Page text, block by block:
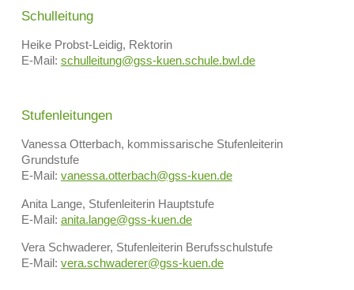
Schulleitung
Heike Probst-Leidig, Rektorin
E-Mail: schulleitung@gss-kuen.schule.bwl.de
Stufenleitungen
Vanessa Otterbach, kommissarische Stufenleiterin
Grundstufe
E-Mail: vanessa.otterbach@gss-kuen.de
Anita Lange, Stufenleiterin Hauptstufe
E-Mail: anita.lange@gss-kuen.de
Vera Schwaderer, Stufenleiterin Berufsschulstufe
E-Mail: vera.schwaderer@gss-kuen.de